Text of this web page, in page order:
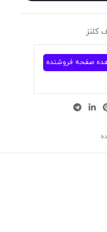
کلنز
صفحه فروشنده